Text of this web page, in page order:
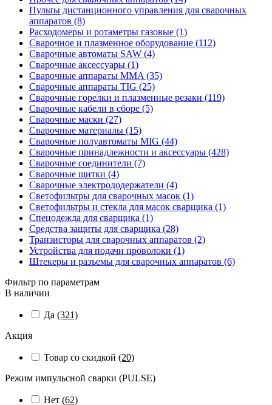
Пульты дистанционного управления для сварочных
аппаратов (8)
Расходомеры и ротаметры газовые (1)
Сварочное и плазменное оборудование (112)
Сварочные автоматы SAW (4)
Сварочные аксессуары (1)
Сварочные аппараты MMA (35)
Сварочные аппараты TIG (25)
Сварочные горелки и плазменные резаки (119)
Сварочные кабели в сборе (5)
Сварочные маски (27)
Сварочные материалы (15)
Сварочные полуавтоматы MIG (44)
Сварочные принадлежности и аксессуары (428)
Сварочные соединители (7)
Сварочные щитки (4)
Сварочные электрододержатели (4)
Светофильтры для сварочных масок (1)
Светофильтры и стекла для масок сварщика (1)
Спецодежда для сварщика (1)
Средства защиты для сварщика (28)
Транзисторы для сварочных аппаратов (2)
Устройства для подачи проволоки (1)
Штекеры и разъемы для сварочных аппаратов (6)
Фильтр по параметрам
В наличии
Да (321)
Акция
Товар со скидкой (20)
Режим импульсной сварки (PULSE)
Нет (62)